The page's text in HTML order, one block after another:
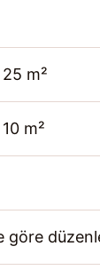
m²
m²
göre